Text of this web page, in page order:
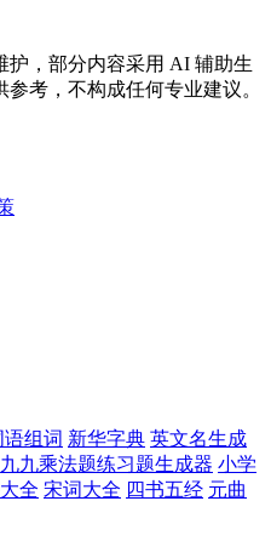
护，部分内容采用 AI 辅助生
考，不构成任何专业建议。
语组词 新华字典 英文名生成
九九乘法题练习题生成器 小学
全 宋词大全 四书五经 元曲